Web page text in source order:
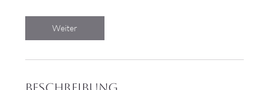
Weiter